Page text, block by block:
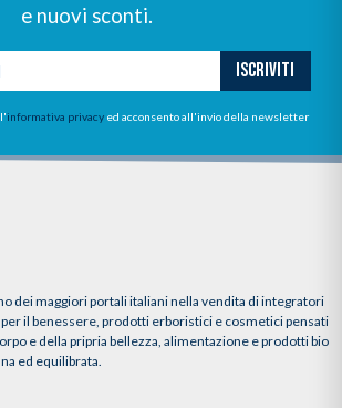
e nuovi sconti.
ISCRIVITI
informativa privacy ed acconsento all'invio della newsletter
dei maggiori portali italiani nella vendita di integratori
il benessere, prodotti erboristici e cosmetici pensati
e della pripria bellezza, alimentazione e prodotti bio
ed equilibrata.